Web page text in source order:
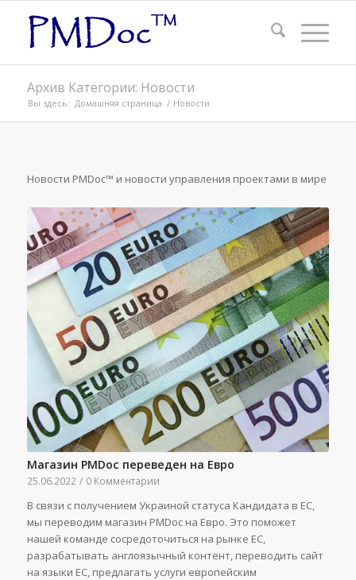
Архив Категории: Новости
Вы здесь: Домашняя страница / Новости
Новости PMDoc™ и новости управления проектами в мире
Магазин PMDoc переведен на Евро
25.06.2022 / 0 Комментарии
В связи с получением Украиной статуса Кандидата в ЕС,
мы переводим магазин PMDoc на Евро. Это поможет
нашей команде сосредоточиться на рынке ЕС,
разрабатывать англоязычный контент, переводить сайт
на языки ЕС, предлагать услуги европейским